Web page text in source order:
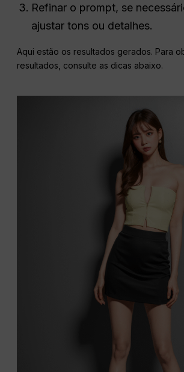
Refinar o prompt, se
ajustar tons ou detalhes.
Aqui estão os resultados gerados. Para
resultados, consulte as dicas abaixo.